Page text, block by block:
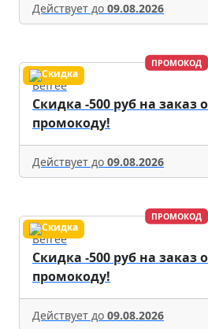
Действует до 09.08.2026
ПРОМОКОД
Befree
Скидка -500 руб на заказ
промокоду!
Действует до 09.08.2026
ПРОМОКОД
Befree
Скидка -500 руб на заказ
промокоду!
Действует до 09.08.2026